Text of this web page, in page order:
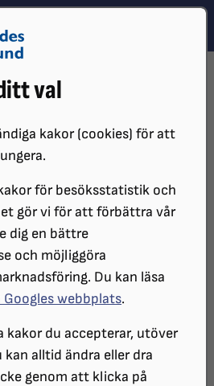
val
kakor (cookies) för att
för besöksstatistik och
gör vi för att förbättra vår
dig en bättre
och möjliggöra
Du kan läsa
Googles webbplats.
kakor du accepterar, utöver
kan alltid ändra eller dra
genom att klicka på
SRF SKÅNES LOKALFÖRENINGAR